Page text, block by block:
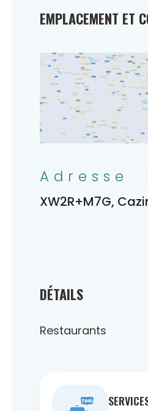
DÉTAILS
Restaurants
EMPLACEMENT ET
Adresse
XW2R+M7G,